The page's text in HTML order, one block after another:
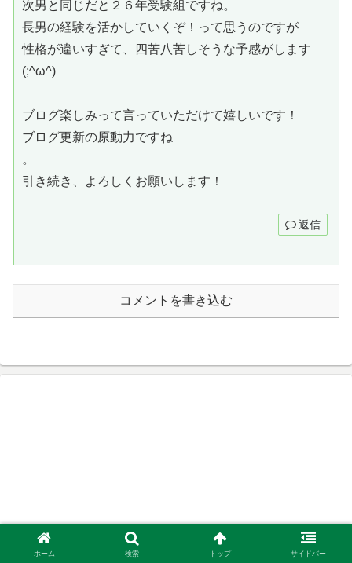
次男と同じだと２６年受験組ですね。
長男の経験を活かしていくぞ！って思うのですが
性格が違いすぎて、四苦八苦しそうな予感がします
(;^ω^)
ブログ楽しみって言っていただけて嬉しいです！
ブログ更新の原動力ですね
。
引き続き、よろしくお願いします！
返信
コメントを書き込む
ホーム 検索 トップ サイドバー